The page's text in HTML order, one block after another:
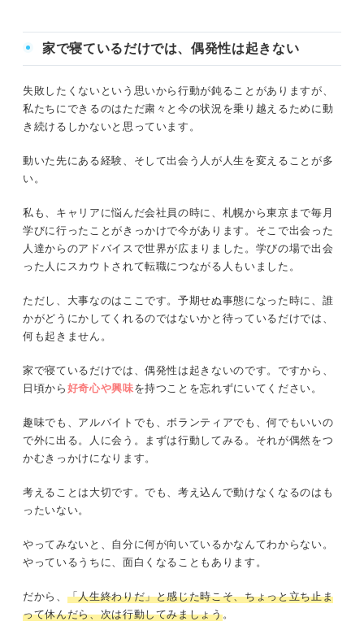
家で寝ているだけでは、偶発性は起きない
失敗したくないという思いから行動が鈍ることがありますが、
私たちにできるのはただ粛々と今の状況を乗り越えるために動
き続けるしかないと思っています。
動いた先にある経験、そして出会う人が人生を変えることが多
い。
私も、キャリアに悩んだ会社員の時に、札幌から東京まで毎月
学びに行ったことがきっかけで今があります。そこで出会った
人達からのアドバイスで世界が広まりました。学びの場で出会
った人にスカウトされて転職につながる人もいました。
ただし、大事なのはここです。予期せぬ事態になった時に、誰
かがどうにかしてくれるのではないかと待っているだけでは、
何も起きません。
家で寝ているだけでは、偶発性は起きないのです。ですから、
日頃から 好奇心や興味を持つことを忘れずにいてください。
趣味でも、アルバイトでも、ボランティアでも、何でもいいの
で外に出る。人に会う。まずは行動してみる。それが偶然をつ
かむきっかけになります。
考えることは大切です。でも、考え込んで動けなくなるのはも
ったいない。
やってみないと、自分に何が向いているかなんてわからない。
やっているうちに、面白くなることもあります。
だから、 「人生終わりだ」と感じた時こそ、ちょっと立ち止ま
って休んだら、次は行動してみましょう。